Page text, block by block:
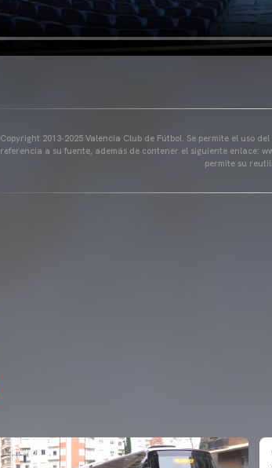
Copyright 2013-2025 Valencia Club de Fútbol. Se permite el uso
referencia a su fuente, además de contener el siguiente enlace:
permite su